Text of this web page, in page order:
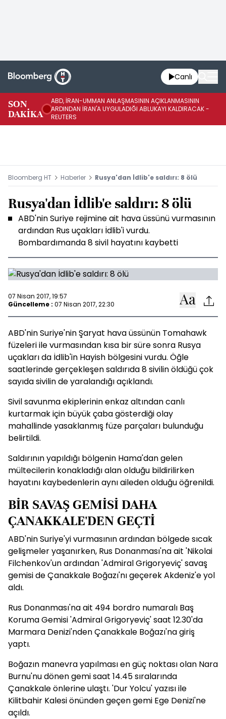
Canlı
SON
DAKİKA
ABD, İRAN-UMMAN ANLAŞMASININ AÇIKLANMASININ
ARDINDAN İRAN'A UYGULADIĞI ABLUKAYI KALDIRACAK -
REUTERS
Bloomberg HT Haberler Rusya'dan İdlib'e saldırı: 8 ölü
Rusya'dan İdlib'e saldırı: 8 ölü
ABD'nin Suriye rejimine ait hava üssünü vurmasının
ardından Rus uçakları İdlib'i vurdu.
Bombardımanda 8 sivil hayatını kaybetti
07 Nisan 2017, 19:57
Güncelleme : 07 Nisan 2017, 22:30
ABD'nin Suriye'nin Şaryat hava üssünün Tomahawk
füzeleri ile vurmasından kısa bir süre sonra Rusya
uçakları da İdlib'in Hayish bölgesini vurdu. Öğle
saatlerinde gerçekleşen saldırıda 8 sivilin öldüğü çok
sayıda sivilin de yaralandığı açıklandı.
Sivil savunma ekiplerinin enkaz altından canlı
kurtarmak için büyük çaba gösterdiği olay
mahallinde yasaklanmış füze parçaları bulunduğu
belirtildi.
Saldırının yapıldığı bölgenin Hama'dan gelen
mültecilerin konakladığı alan olduğu bildirilirken
hayatını kaybedenlerin aynı aileden olduğu öğrenildi.
BİR SAVAŞ GEMİSİ DAHA
ÇANAKKALE'DEN GEÇTİ
ABD'nin Suriye'yi vurmasının ardından bölgede sıcak
gelişmeler yaşanırken, Rus Donanması'na ait 'Nikolai
Filchenkov'un ardından 'Admiral Grigoryeviç' savaş
gemisi de Çanakkale Boğazı'nı geçerek Akdeniz'e yol
aldı.
Rus Donanması'na ait 494 bordro numaralı Baş
Koruma Gemisi 'Admiral Grigoryeviç' saat 12.30'da
Marmara Denizi'nden Çanakkale Boğazı'na giriş
yaptı.
Boğazın manevra yapılması en güç noktası olan Nara
Burnu'nu dönen gemi saat 14.45 sıralarında
Çanakkale önlerine ulaştı. 'Dur Yolcu' yazısı ile
Kilitbahir Kalesi önünden geçen gemi Ege Denizi'ne
açıldı.